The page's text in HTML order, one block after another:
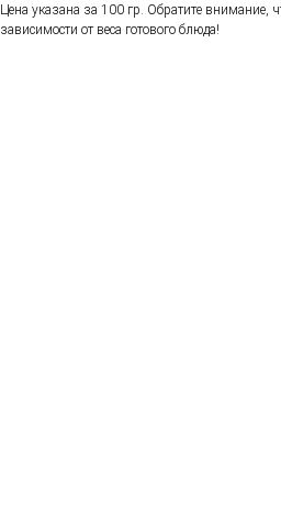
Цена указана за 100 гр. Обратите внимание,
зависимости от веса готового блюда!